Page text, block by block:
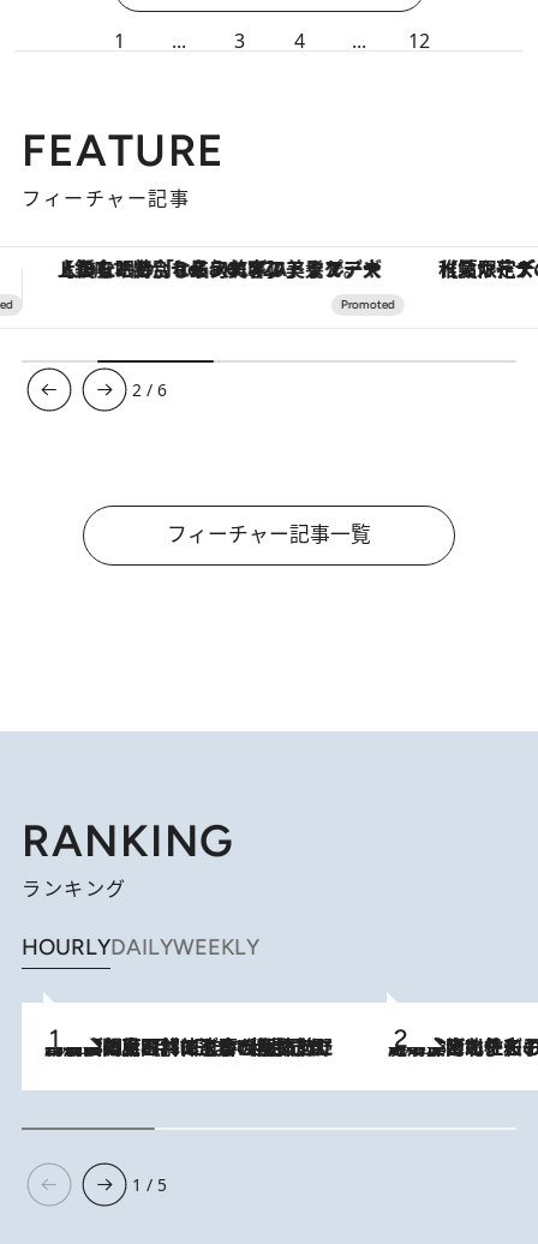
1 ... 3 4 ... 12
FEATURE
フィーチャー記事
【夏限定ディナーコース】旬を迎える稚鮎や花ズッキーニなどをイタリア・トスカーナの郷土料理の手法で満喫！ ヴァシュロン・コンスタンタ
3 /6
フィーチャー記事一覧
RANKING
ランキング
HOURLYDAILYWEEKLY
2026.8.8
「最後に見られてよかった」上野動物園の東園パンダ舎が解体前に特別公開。8月16日まで延長されたパネル展と共に辿る“半世紀”のパンダ飼育《解体工事の図面あり》 2026.8.3
《「文士の子ども被害者の会」発足！》阿川佐和子（72）が語る遠藤周作に北杜夫、劇作家・矢代静一の子どもたちの“文豪プライベート事件簿”
1 / 5